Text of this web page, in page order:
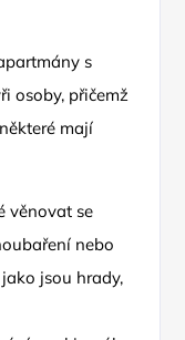
s
osoby, přičemž
mají
věnovat se
nebo
jsou hrady,